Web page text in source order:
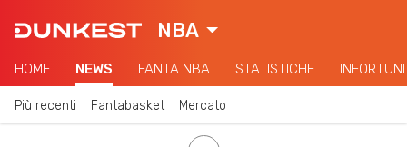
NBA
HOME NEWS FANTA NBA STATISTICHE INFORTUNI
Più recenti Fantabasket Mercato